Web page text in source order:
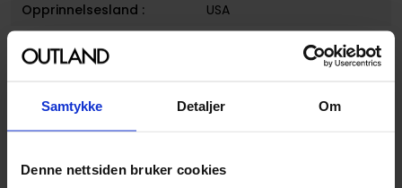
Samtykke Detaljer Om
Denne nettsiden bruker cookies
Opprinnelsesland :
USA
Conan: Dark Horse Comics
Forfattere
Dark Horse
Antall Sider
Utgiver
Dark Horse Comics